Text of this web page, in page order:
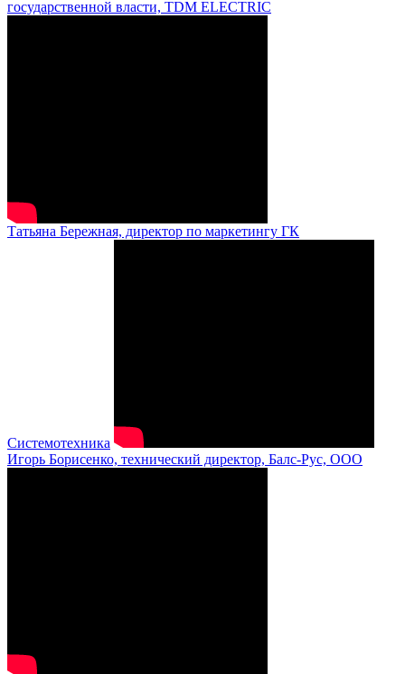
государственной власти, TDM ELECTRIC
Татьяна Бережная, директор по маркетингу ГК
Системотехника
Игорь Борисенко, технический директор, Балс-Рус, ООО